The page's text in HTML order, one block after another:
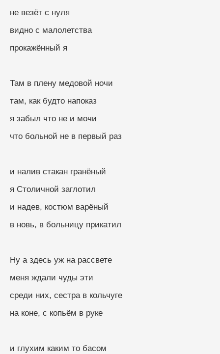
не везёт с нуля
видно с малолетства
прокажённый я
Там в плену медовой ночи
там, как будто напоказ
я забыл что не и мочи
что больной не в первый раз
и налив стакан гранёный
я Столичной заглотил
и надев, костюм варёный
в новь, в больницу прикатил
Ну а здесь уж на рассвете
меня ждали чуды эти
среди них, сестра в кольчуге
на коне, с копьём в руке
и глухим каким то басом